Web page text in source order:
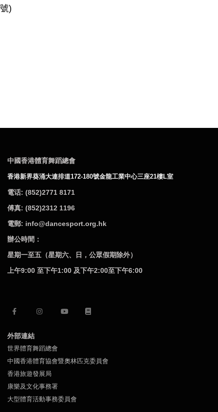
號)
中國香港體育舞蹈總會
香港新界葵涌大連排道172-180號金龍工業中心三座21樓L室
電话: (852)2771 8171
傅真: (852)2312 1196
電郵: info@dancesport.org.hk
辦公時間：
星期一至五（星期六、日，公眾假期除外）
上午9:00 至下午1:00 及下午2:00至下午6:00
外部連結
世界體育舞蹈總會
中國香港體育協會暨奧林匹克委員會
香港旅遊發展局
康樂及文化事務署
大型體育活動事務委員會